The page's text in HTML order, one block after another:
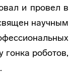
и провел в
научным
гонка роботов,